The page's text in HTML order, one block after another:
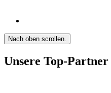
Nach oben scrollen.
Unsere Top-Partner